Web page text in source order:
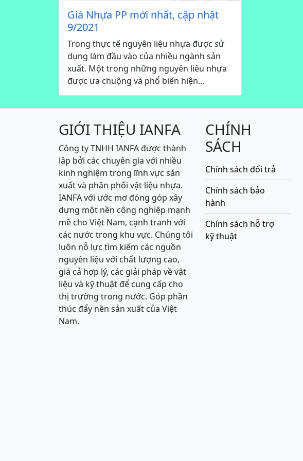
Giá Nhựa PP mới nhất, cập nhật
9/2021
Trong thực tế nguyên liệu nhựa được sử
dụng làm đầu vào của nhiều ngành sản
xuất. Một trong những nguyên liêu nhựa
được ưa chuộng và phổ biến hiện...
GIỚI THIỆU IANFA
Công ty TNHH IANFA được thành
lập bởi các chuyên gia với nhiều
kinh nghiệm trong lĩnh vực sản
xuất và phân phối vật liệu nhựa.
IANFA với ước mơ đóng góp xây
dựng một nền công nghiệp mạnh
mẽ cho Việt Nam, cạnh tranh với
các nước trong khu vực. Chúng tôi
luôn nỗ lực tìm kiếm các nguồn
nguyên liệu với chất lượng cao,
giá cả hợp lý, các giải pháp về vật
liệu và kỹ thuật để cung cấp cho
thị trường trong nước. Góp phần
thúc đẩy nền sản xuất của Việt
Nam.
CHÍNH
SÁCH
Chính sách đổi trả
Chính sách bảo
hành
Chính sách hỗ trợ
kỹ thuật